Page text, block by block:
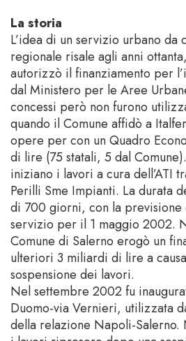
La storia
L’idea di un servizio urbano da
regionale risale agli anni
autorizzò il finanziamento per
dal Ministero per le Aree
concessi però non furono
quando il Comune affidò a
opere per con un Quadro
di lire (75 statali, 5 dal
iniziano i lavori a cura dell’ATI
Perilli Sme Impianti. La durata
di 700 giorni, con la previsione
servizio per il 1 maggio 2002.
Comune di Salerno erogò un
ulteriori 3 miliardi di lire a
sospensione dei lavori.
Nel settembre 2002 fu
Duomo-via Vernieri, utilizzata
della relazione Napoli-